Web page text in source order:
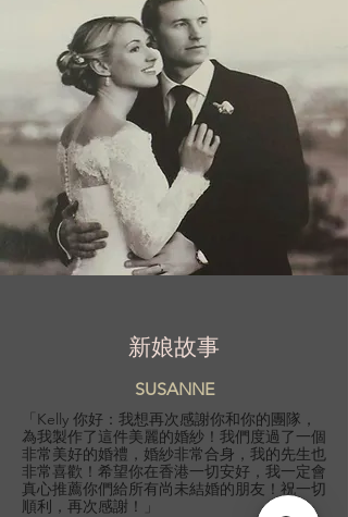
新娘故事
SUSANNE
「Kelly 你好：我想再次感謝你和你的團隊，
為我製作了這件美麗的婚紗！我們度過了一個
非常美好的婚禮，婚紗非常合身，我的先生也
非常喜歡！希望你在香港一切安好，我一定會
真心推薦你們給所有尚未結婚的朋友！祝一切
順利，再次感謝！」